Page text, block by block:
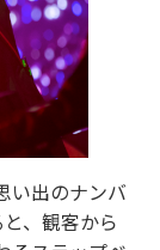
い出のナンバ
、観客から